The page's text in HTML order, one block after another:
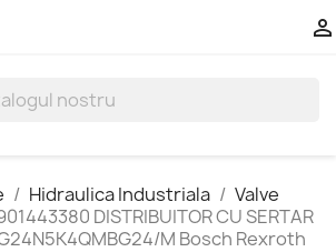

Hidraulica Industriala
Valve
DISTRIBUITOR CU SERTAR
M Bosch Rexroth